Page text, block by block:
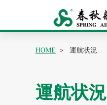
HOME 運航状況
運航状況